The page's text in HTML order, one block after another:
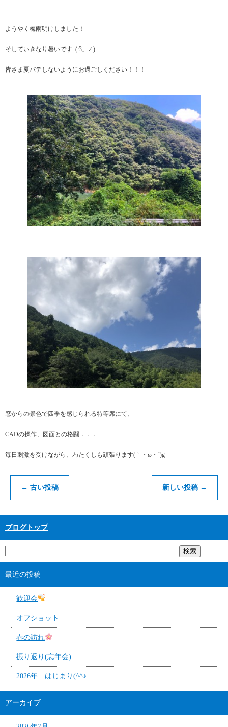
ようやく梅雨明けしました！
そしていきなり暑いです_(:3」∠)_
皆さま夏バテしないようにお過ごしください！！！
窓からの景色で四季を感じられる特等席にて、
CADの操作、図面との格闘．．．
毎日刺激を受けながら、わたくしも頑張ります(｀・ω・´)g
← 古い投稿 新しい投稿 →
ブログトップ
最近の投稿
歓迎会
オフショット
春の訪れ
振り返り(忘年会)
2026年 はじまり(^^♪
アーカイブ